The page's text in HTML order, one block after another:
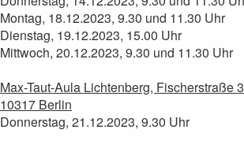
Montag, 18.12.2023, 9.30 und 11.30 Uhr
Dienstag, 19.12.2023, 15.00 Uhr
Mittwoch, 20.12.2023, 9.30 und 11.30 Uhr
Max-Taut-Aula Lichtenberg, Fischerstraße
10317 Berlin
Donnerstag, 21.12.2023, 9.30 Uhr